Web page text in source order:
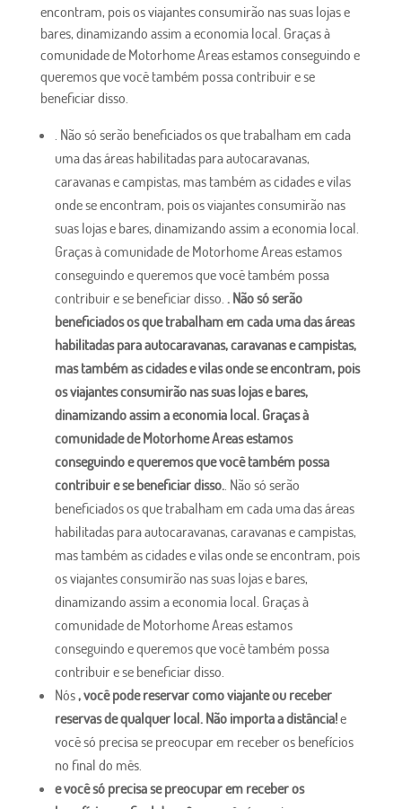
encontram, pois os viajantes consumirão nas suas lojas e
bares, dinamizando assim a economia local. Graças à
comunidade de Motorhome Areas estamos conseguindo e
queremos que você também possa contribuir e se
beneficiar disso.
. Não só serão beneficiados os que trabalham em cada
uma das áreas habilitadas para autocaravanas,
caravanas e campistas, mas também as cidades e vilas
onde se encontram, pois os viajantes consumirão nas
suas lojas e bares, dinamizando assim a economia local.
Graças à comunidade de Motorhome Areas estamos
conseguindo e queremos que você também possa
contribuir e se beneficiar disso. . Não só serão
beneficiados os que trabalham em cada uma das áreas
habilitadas para autocaravanas, caravanas e campistas,
mas também as cidades e vilas onde se encontram, pois
os viajantes consumirão nas suas lojas e bares,
dinamizando assim a economia local. Graças à
comunidade de Motorhome Areas estamos
conseguindo e queremos que você também possa
contribuir e se beneficiar disso.. Não só serão
beneficiados os que trabalham em cada uma das áreas
habilitadas para autocaravanas, caravanas e campistas,
mas também as cidades e vilas onde se encontram, pois
os viajantes consumirão nas suas lojas e bares,
dinamizando assim a economia local. Graças à
comunidade de Motorhome Areas estamos
conseguindo e queremos que você também possa
contribuir e se beneficiar disso.
Nós, você pode reservar como viajante ou receber
reservas de qualquer local. Não importa a distância!e
você só precisa se preocupar em receber os benefícios
no final do mês.
e você só precisa se preocupar em receber os